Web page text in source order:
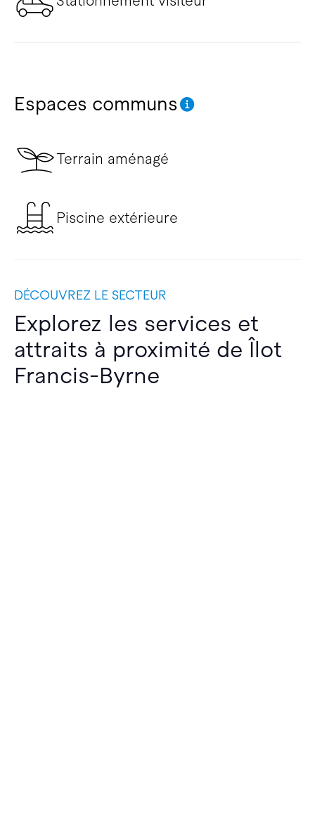
Espaces communs
Terrain aménagé
Piscine extérieure
DÉCOUVREZ LE SECTEUR
Explorez les services et
attraits à proximité de Îlot
Francis-Byrne